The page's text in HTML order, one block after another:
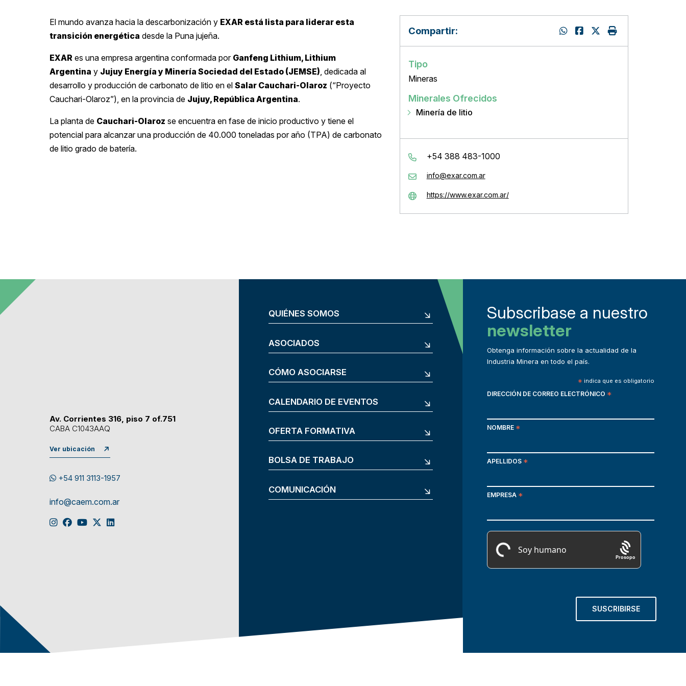
El mundo avanza hacia la descarbonización y EXAR está lista para liderar esta
transición energética desde la Puna jujeña.
EXAR es una empresa argentina conformada por Ganfeng Lithium, Lithium
Argentina y Jujuy Energía y Minería Sociedad del Estado (JEMSE), dedicada al
desarrollo y producción de carbonato de litio en elSalar Cauchari-Olaroz (“Proyecto
Cauchari-Olaroz”), en la provincia de Jujuy, República Argentina.
La planta de Cauchari-Olaroz se encuentra en fase de inicio productivo y tiene el
potencial para alcanzar una producción de 40.000 toneladas por año (TPA) de carbonato
de litio grado de batería.
Compartir:
Tipo
Mineras
Minerales Ofrecidos
Minería de litio
+54 388 483-1000
info@exar.com.ar
https://www.exar.com.ar/
Av. Corrientes 316, piso 7 of.751
CABA C1043AAQ
Ver ubicación
+54 911 3113-1957
info@caem.com.ar
QUIÉNES SOMOS
ASOCIADOS
CÓMO ASOCIARSE
CALENDARIO DE EVENTOS
OFERTA FORMATIVA
BOLSA DE TRABAJO
COMUNICACIÓN
Subscribase a nuestro
newsletter
Obtenga información sobre la actualidad de la
Industria Minera en todo el país.
* indica que es obligatorio
DIRECCIÓN DE CORREO ELECTRÓNICO *
NOMBRE *
APELLIDOS *
EMPRESA *
Prosopo